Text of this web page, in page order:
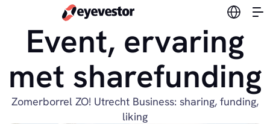
Event, ervaring
met sharefunding
Zomerborrel ZO! Utrecht Business: sharing, funding,
liking